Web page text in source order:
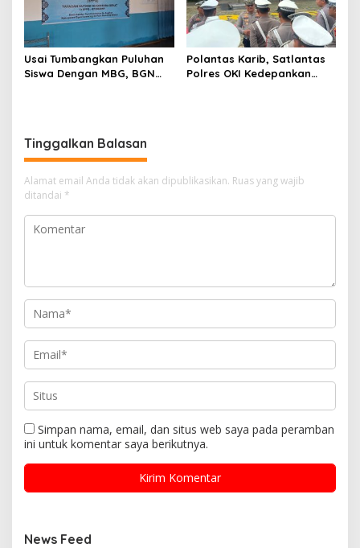
Usai Tumbangkan Puluhan
Siswa Dengan MBG, BGN
Polantas Karib, Satlantas
Polres OKI Kedepankan
Tinggalkan Balasan
Alamat email Anda tidak akan dipublikasikan. Ruas yang wajib
ditandai *
Simpan nama, email, dan situs web saya pada peramban
ini untuk komentar saya berikutnya.
News Feed